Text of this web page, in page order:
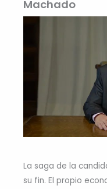
Machado
La saga de la
su fin. El propio